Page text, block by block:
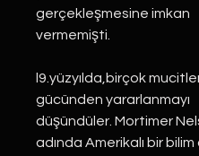
gerçekleşmesine imkan
vermemişti.
l9.yüzyılda,birçok
gücünden yararlanmayı
düşündüler. Mortimer
adında Amerikalı bir bilim